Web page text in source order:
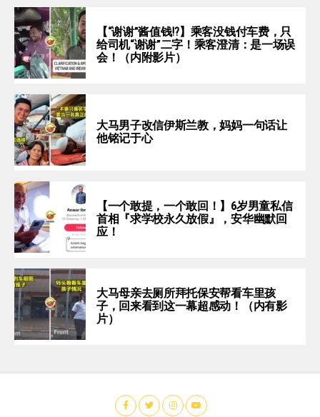
【“谢谢”酱值钱⁉️】乘客没钱付车费，只
给司机“谢谢”二字！乘客澄清：是一场误
会！（内附影片）
大马男子改信伊斯兰教，妈妈一句话让
他铭记于心
【一个敢提，一个敢回！】6岁男童私信
首相『求学校永久放假』，安华幽默回
应！
大马母亲去厕所拜托保安帮看车里孩
子，回来看到这一幕超感动！（内有影
片）